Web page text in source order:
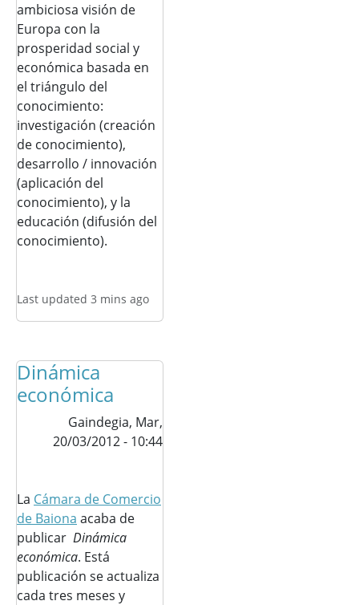
ambiciosa visión de
Europa con la
prosperidad social y
económica basada en
el triángulo del
conocimiento:
investigación (creación
de conocimiento),
desarrollo / innovación
(aplicación del
conocimiento), y la
educación (difusión del
conocimiento).
Last updated 3 mins ago
Dinámica
económica
Gaindegia, Mar,
20/03/2012 - 10:44
La Cámara de Comercio
de Baiona acaba de
publicar Dinámica
económica. Está
publicación se actualiza
cada tres meses y